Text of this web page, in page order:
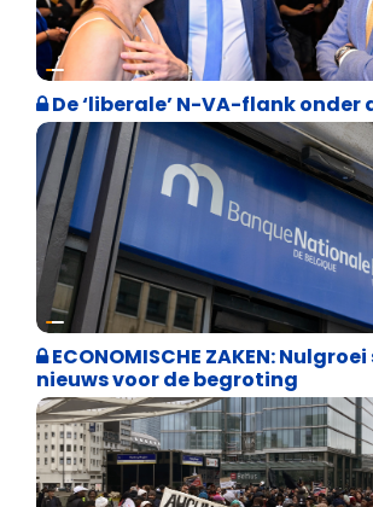
Binnenland politiek
De ‘liberale’ N-VA-flank onder
Binnenland politiek
ECONOMISCHE ZAKEN:
nieuws voor de begroting